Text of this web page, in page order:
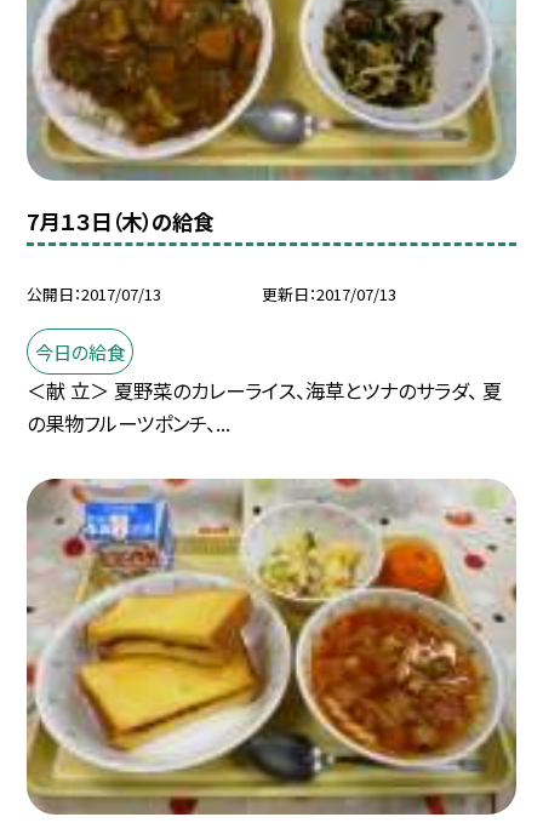
7月１３日（木）の給食
公開日 2017/07/13 更新日 2017/07/13
今日の給食
＜献 立＞ 夏野菜のカレーライス、海草とツナのサラダ、 夏
の果物フルーツポンチ、...